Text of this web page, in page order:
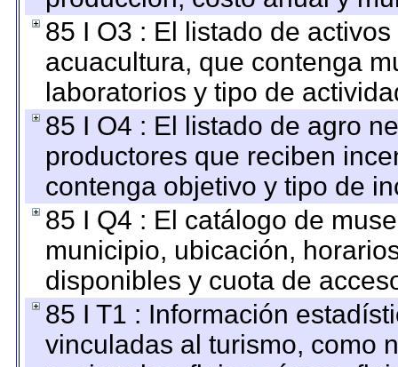
85 I O3 : El listado de
acuacultura, que contenga
laboratorios y tipo de
85 I O4 : El listado de agro
productores que reciben
contenga objetivo y tipo de
85 I Q4 : El catálogo de
municipio, ubicación,
disponibles y cuota de
85 I T1 : Información
vinculadas al turismo, como